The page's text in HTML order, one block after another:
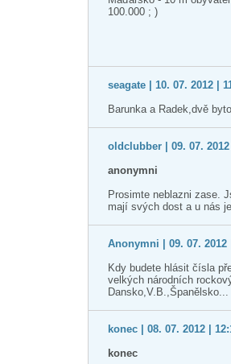
100.000 ; )
seagate | 10. 07. 2012 |
Barunka a Radek,dvě
oldclubber | 09. 07. 2012
anonymni
Prosimte neblazni zase.
mají svých dost a u nás
Anonymni | 09. 07. 2012
Kdy budete hlásit čísla
velkých národních
Dansko,V.B.,Španělsko...
konec | 08. 07. 2012 |
konec